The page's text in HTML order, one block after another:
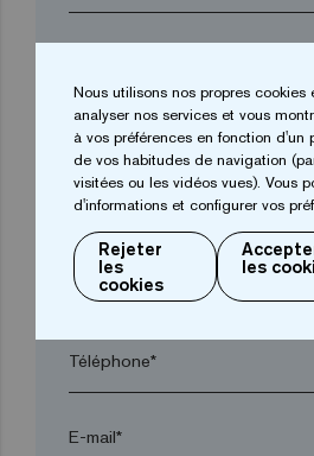
Ville*
Code postal*
Téléphone*
E-mail*
Nous utilisons nos propres cookies
analyser nos services et vous
à vos préférences en fonction d'un
de vos habitudes de navigation
visitées ou les vidéos vues). Vous
d'informations et configurer vos
Rejeter
les
cookies
les